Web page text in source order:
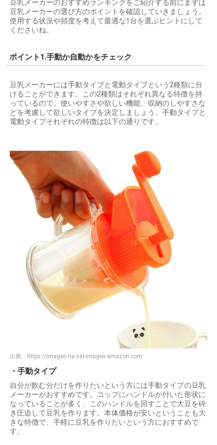
豆乳メーカーのおすすめランキングをご紹介する前にまずは
豆乳メーカーの選び方のポイントを確認していきましょう。
使用する状況や頻度を考えて最適な1台を選ぶヒントにして
くださいね。
ポイント1.手動か自動かをチェック
豆乳メーカーには手動タイプと電動タイプという2種類に分
けることができます。この2種類はそれぞれ異なる特徴を持
っているので、使いやすさや欲しい機能、収納のしやすさな
どを考慮して欲しいタイプを決定しましょう。手動タイプと
電動タイプそれぞれの特徴は以下の通りです。
出典： https://images-na.ssl-images-amazon.com
・手動タイプ
自分が飲む分だけを作りたいという方には手動タイプの豆乳
メーカーがおすすめです。コップにハンドルが付いた形状に
なっていることが多く、このハンドルを回すことで大豆を砕
き圧迫して豆乳を作ります。本体価格が安いということも大
きな特徴で、手軽に豆乳を作りたいという方におすすめで
す。